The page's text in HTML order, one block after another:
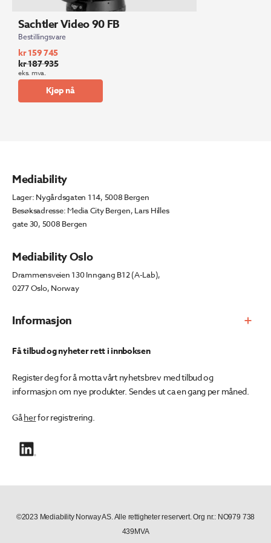
Sachtler Video 90 FB
Bestillingsvare
kr187 935
Opprinnelig
pris
kr159 745
Nåværende
pris
eks. mva.
Kjøp nå
Informasjon
Mediability
Lager: Nygårdsgaten 114, 5008 Bergen
Besøksadresse: Media City Bergen, Lars Hilles
gate 30, 5008 Bergen
Mediability Oslo
Drammensveien 130 Inngang B12 (A-Lab),
0277 Oslo, Norway
Få tilbud og nyheter rett i innboksen
Register deg for å motta vårt nyhetsbrev med tilbud og
informasjon om nye produkter. Sendes ut ca en gang per måned.
Gåherfor registrering.
©2023 Mediability Norway AS. Alle rettigheter reservert. Org nr.: NO979 738
439MVA